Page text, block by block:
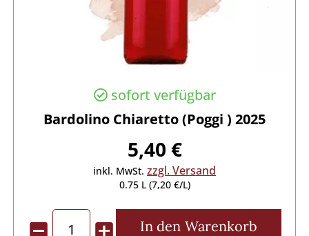
sofort verfügbar
Bardolino Chiaretto (Poggi ) 2025
5,40 €
inkl. MwSt. zzgl. Versand
0.75 L (7,20 €/L)
In den Warenkorb